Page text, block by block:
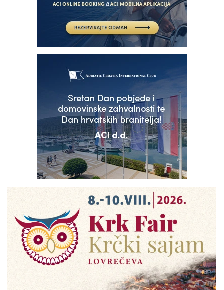
Hrvatska i svijet
LIJEPO, LJEPŠE... RIJEKA!
FOTO | KLIKOM PO RIJECI
Korzom prošetali kršni riječki
bez naših atraktivnih Riječanki
Rijeka i PGŽ
POMOZIMO!
Obitelj Riječanina Denisa
Vejzovića pokrenula
humanitarnu akciju: ‘Pomozite
nam da ga vratimo kući’
NOSILI SU BIJELE DO POBJEDE
Pogledajte tko je sve na
tribinama Rujevice bodrio
Rijeku! Armada je poslala
poruku koja ledi krv u žilama
HNK Rijeka